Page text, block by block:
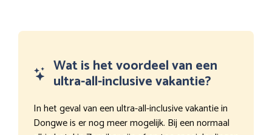
Wat is het voordeel van een
ultra-all-inclusive vakantie?
In het geval van een ultra-all-inclusive vakantie in
Dongwe is er nog meer mogelijk. Bij een normaal